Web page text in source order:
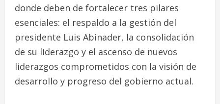
donde deben de fortalecer tres pilares
esenciales: el respaldo a la gestión del
presidente Luis Abinader, la consolidación
de su liderazgo y el ascenso de nuevos
liderazgos comprometidos con la visión de
desarrollo y progreso del gobierno actual.